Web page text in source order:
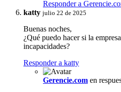
Responder a
katty julio 22 de 2025
Buenas noches,
¿Qué puedo hacer si la
incapacidades?
Responder a katty
Gerencie.com en